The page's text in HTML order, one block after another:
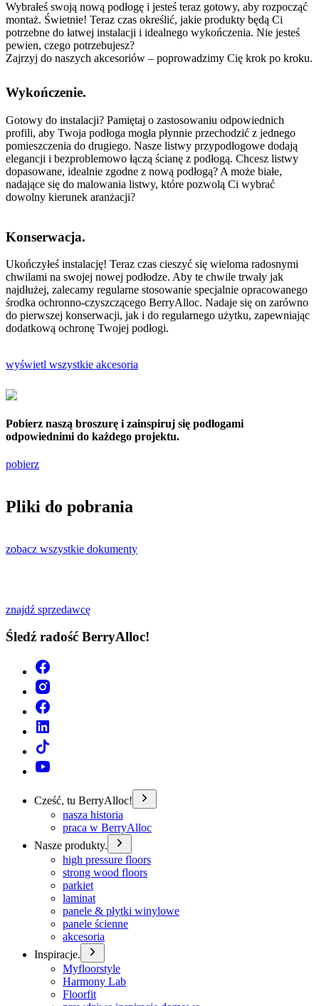
Wybrałeś swoją nową podłogę i jesteś teraz gotowy, aby rozpocząć
montaż. Świetnie! Teraz czas określić, jakie produkty będą Ci
potrzebne do łatwej instalacji i idealnego wykończenia. Nie jesteś
pewien, czego potrzebujesz?
Zajrzyj do naszych akcesoriów – poprowadzimy Cię krok po kroku.
Wykończenie.
Gotowy do instalacji? Pamiętaj o zastosowaniu odpowiednich
profili, aby Twoja podłoga mogła płynnie przechodzić z jednego
pomieszczenia do drugiego. Nasze listwy przypodłogowe dodają
elegancji i bezproblemowo łączą ścianę z podłogą. Chcesz listwy
dopasowane, idealnie zgodne z nową podłogą? A może białe,
nadające się do malowania listwy, które pozwolą Ci wybrać
dowolny kierunek aranżacji?
Konserwacja.
Ukończyłeś instalację! Teraz czas cieszyć się wieloma radosnymi
chwilami na swojej nowej podłodze. Aby te chwile trwały jak
najdłużej, zalecamy regularne stosowanie specjalnie opracowanego
środka ochronno-czyszczącego BerryAlloc. Nadaje się on zarówno
do pierwszej konserwacji, jak i do regularnego użytku, zapewniając
dodatkową ochronę Twojej podłogi.
wyświetl wszystkie akcesoria
Pobierz naszą broszurę i zainspiruj się podłogami
odpowiednimi do każdego projektu.
pobierz
Pliki do pobrania
zobacz wszystkie dokumenty
znajdź sprzedawcę
Śledź radość BerryAlloc!
Cześć, tu BerryAlloc!
nasza historia
praca w BerryAlloc
Nasze produkty.
high pressure floors
strong wood floors
parkiet
laminat
panele & płytki winylowe
panele ścienne
akcesoria
Inspiracje.
Myfloorstyle
Harmony Lab
Floorfit